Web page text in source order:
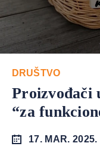
DRUŠTVO
Proizvođači
“za
17. MAR. 2025.